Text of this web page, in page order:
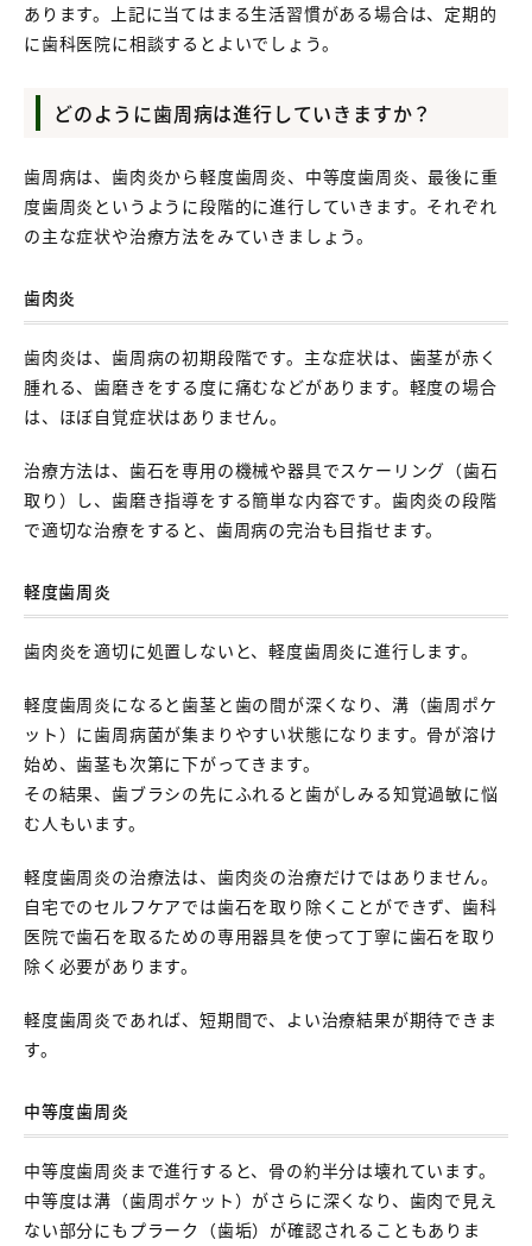
あります。上記に当てはまる生活習慣がある場合は、定期的
に歯科医院に相談するとよいでしょう。
どのように歯周病は進行していきますか？
歯周病は、歯肉炎から軽度歯周炎、中等度歯周炎、最後に重
度歯周炎というように段階的に進行していきます。それぞれ
の主な症状や治療方法をみていきましょう。
歯肉炎
歯肉炎は、歯周病の初期段階です。主な症状は、歯茎が赤く
腫れる、歯磨きをする度に痛むなどがあります。軽度の場合
は、ほぼ自覚症状はありません。
治療方法は、歯石を専用の機械や器具でスケーリング（歯石
取り）し、歯磨き指導をする簡単な内容です。歯肉炎の段階
で適切な治療をすると、歯周病の完治も目指せます。
軽度歯周炎
歯肉炎を適切に処置しないと、軽度歯周炎に進行します。
軽度歯周炎になると歯茎と歯の間が深くなり、溝（歯周ポケ
ット）に歯周病菌が集まりやすい状態になります。骨が溶け
始め、歯茎も次第に下がってきます。
その結果、歯ブラシの先にふれると歯がしみる知覚過敏に悩
む人もいます。
軽度歯周炎の治療法は、歯肉炎の治療だけではありません。
自宅でのセルフケアでは歯石を取り除くことができず、歯科
医院で歯石を取るための専用器具を使って丁寧に歯石を取り
除く必要があります。
軽度歯周炎であれば、短期間で、よい治療結果が期待できま
す。
中等度歯周炎
中等度歯周炎まで進行すると、骨の約半分は壊れています。
中等度は溝（歯周ポケット）がさらに深くなり、歯肉で見え
ない部分にもプラーク（歯垢）が確認されることもありま